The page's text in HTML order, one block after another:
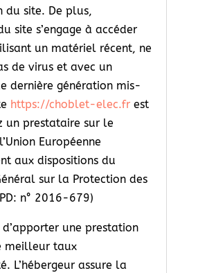
du site. De plus,
site s’engage à accéder
un matériel récent, ne
de virus et avec un
dernière génération mis-
https://choblet-elec.fr est
un prestataire sur le
Européenne
aux dispositions du
sur la Protection des
n° 2016-679)
d’apporter une prestation
meilleur taux
L’hébergeur assure la